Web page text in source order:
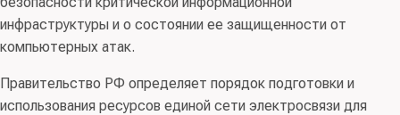
инфраструктуры и о состоянии ее защищенности от
компьютерных атак.
Правительство РФ определяет порядок подготовки и
использования ресурсов единой сети электросвязи для